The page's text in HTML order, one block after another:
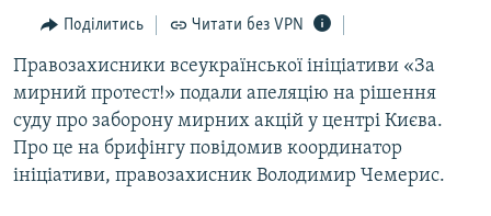
Перейти
пошуку
ПОГЛЯД
ІНТЕРВ'Ю
ВСЕ ЗА ДЕНЬ
СПЕЦПРОЕКТИ
ДЕПОРТАЦІЯ
ЯК ОБІЙТИ БЛОКУВАННЯ
Поділитись Читати без VPN
Правозахисники всеукраїнської ініціативи «За
мирний протест!» подали апеляцію на рішення
суду про заборону мирних акцій у центрі Києва.
Про це на брифінгу повідомив координатор
ініціативи, правозахисник Володимир Чемерис.